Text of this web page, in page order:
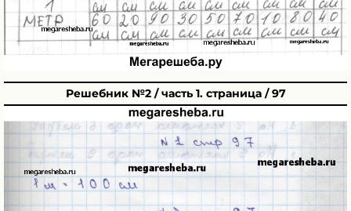
Решебник №2 / часть 1. страница / 97